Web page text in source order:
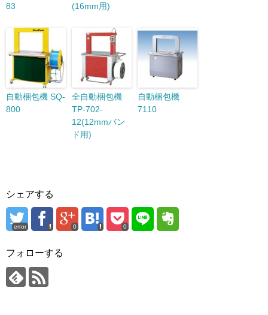
83
(16mm用)
自動梱包機 SQ-
800
全自動梱包機
TP-702-
12(12mmバン
ド用)
自動梱包機
7110
シェアする
error 0 0
フォローする